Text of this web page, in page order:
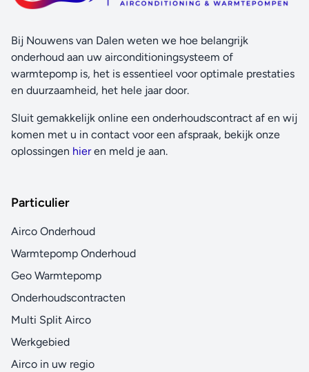
Bij Nouwens van Dalen weten we hoe belangrijk
onderhoud aan uw airconditioningsysteem of
warmtepomp is, het is essentieel voor optimale prestaties
en duurzaamheid, het hele jaar door.
Sluit gemakkelijk online een onderhoudscontract af en wij
komen met u in contact voor een afspraak, bekijk onze
oplossingen hieren meld je aan.
Particulier
Airco Onderhoud
Warmtepomp Onderhoud
Geo Warmtepomp
Onderhoudscontracten
Multi Split Airco
Werkgebied
Airco in uw regio